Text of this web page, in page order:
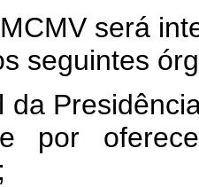
será
seguintes
da
e por